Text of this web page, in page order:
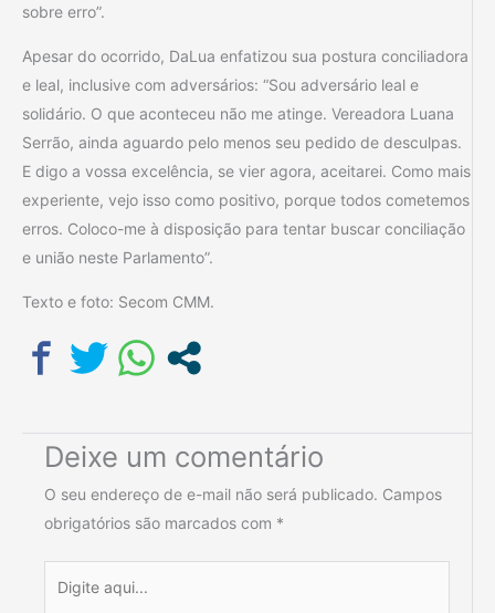
sobre erro”.
Apesar do ocorrido, DaLua enfatizou sua postura conciliadora
e leal, inclusive com adversários: “Sou adversário leal e
solidário. O que aconteceu não me atinge. Vereadora Luana
Serrão, ainda aguardo pelo menos seu pedido de desculpas.
E digo a vossa excelência, se vier agora, aceitarei. Como mais
experiente, vejo isso como positivo, porque todos cometemos
erros. Coloco-me à disposição para tentar buscar conciliação
e união neste Parlamento”.
Texto e foto: Secom CMM.
Deixe um comentário
O seu endereço de e-mail não será publicado. Campos
obrigatórios são marcados com *
aqui...